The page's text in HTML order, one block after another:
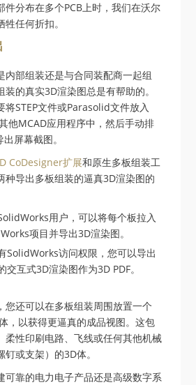
件分布在多个PCB上时，我们在沃尔
任何折扣。
内部组装还是与合同装配商一起组
装的真实3D渲染图总是有帮助的。
将STEP文件或Parasolid文件放入
他MCAD应用程序中，然后手动排
屏幕截图。
CoDesigner扩展和原生多板组装工
种导出多板组装的逼真3D渲染图的
用户，可以将每个板拉入
项目并导出3D渲染图。
SolidWorks访问权限，您可以导出
交互式3D渲染图作为3D PDF。
您还可以在多板组装周围放置一个
，以获得更逼真的成品视图。这包
柔性印刷电路、飞线或任何其他机械
或支架）的3D体。
可靠的电力电子产品还是高级数字系